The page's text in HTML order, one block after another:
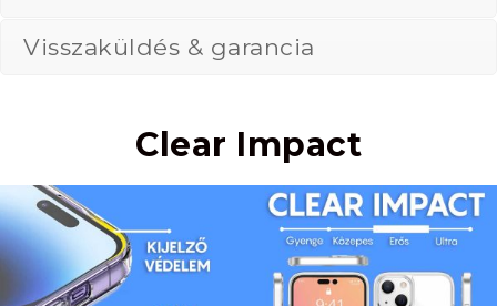
Visszaküldés & garancia
Clear Impact